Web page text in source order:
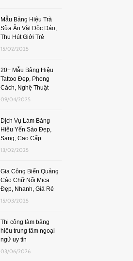
Mẫu Bảng Hiệu Trà
Sữa Ăn Vặt Độc Đáo,
Thu Hút Giới Trẻ
15/02/2025
20+ Mẫu Bảng Hiệu
Tattoo Đẹp, Phong
Cách, Nghệ Thuật
09/04/2025
Dịch Vụ Làm Bảng
Hiệu Yến Sào Đẹp,
Sang, Cao Cấp
13/02/2025
Gia Công Biển Quảng
Cáo Chữ Nổi Mica
Đẹp, Nhanh, Giá Rẻ
15/03/2025
Thi công làm bảng
hiệu trung tâm ngoại
ngữ uy tín
03/06/2026